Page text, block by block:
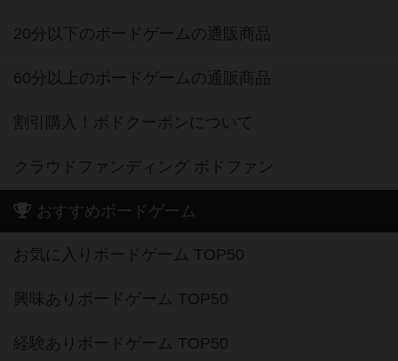
20分以下のボードゲームの通販商品
60分以上のボードゲームの通販商品
割引購入！ボドクーポンについて
クラウドファンディング ボドファン
おすすめボードゲーム
お気に入りボードゲーム TOP50
興味ありボードゲーム TOP50
経験ありボードゲーム TOP50